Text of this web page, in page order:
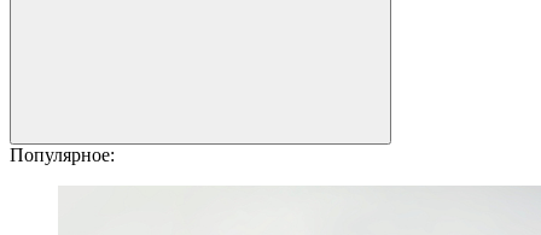
Популярное: